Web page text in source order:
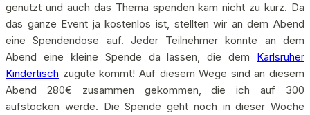
genutzt und auch das Thema spenden kam nicht zu kurz. Da
das ganze Event ja kostenlos ist, stellten wir an dem Abend
eine Spendendose auf. Jeder Teilnehmer konnte an dem
Abend eine kleine Spende da lassen, die dem Karlsruher
Kindertisch zugute kommt! Auf diesem Wege sind an diesem
Abend 280€ zusammen gekommen, die ich auf 300
aufstocken werde. Die Spende geht noch in dieser Woche